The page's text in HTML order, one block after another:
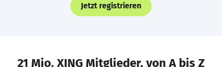
Jetzt registrieren
21 Mio. XING Mitglieder, von A bis Z